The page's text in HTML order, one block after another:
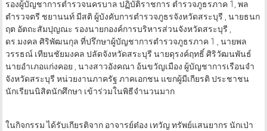
รองผู้บัญชาการตำรวจนครบาล ปฏิบัติราชการ ตำรวจภูธรภาค 1, พล
ตำรวจตรี ชยานนท์ มีสติ ผู้บังคับการตำรวจภูธรจังหวัดสระบุรี , นายธนก
ฤต อัตถะสัมปุญณะ รองนายกองค์การบริหารส่วนจังหวัดสระบุรี ,
ดร.มงคล ศิริพัฒนกุล ที่ปรึกษาผู้บัญชาการตำรวจภูธรภาค 1 , นายพล
วรรธณ์ เทียนชัยมงคล ปลัดจังหวัดสระบุรี นายดุรงค์ฤทธิ์ ศิริวัฒนพันธ์
นายอำเภอแก่งคอย , นางสาวอังคณา อ้นขวัญเมือง ผู้บัญชาการเรือนจำ
จังหวัดสระบุรี หน่วยงานภาครัฐ ภาคเอกชน แขกผู้มีเกียรติ ประชาชน
นักเรียนนิสิตนักศึกษา เข้าร่วมในพิธีจำนวนมาก
ในกิจกรรม ได้รับเกียรติจาก อาจารย์ต๋อง เทวัญ ทรัพย์แสนยากร นักเป่า